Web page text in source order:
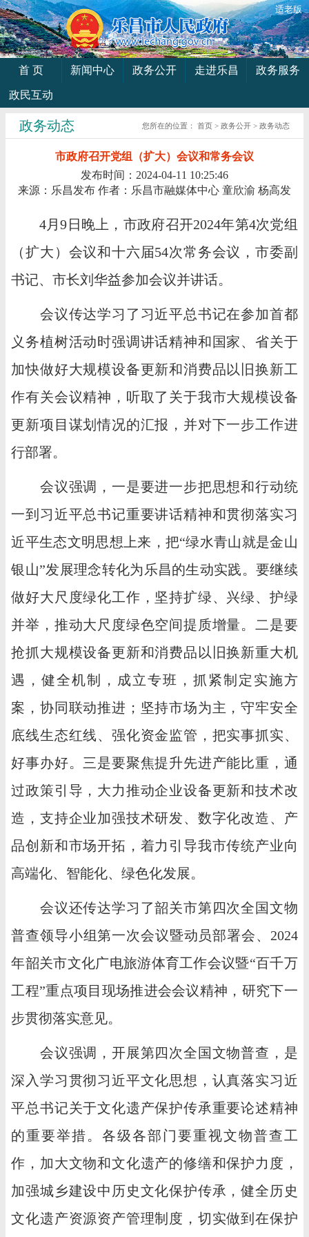
适老版
首 页 新闻中心 政务公开 走进乐昌
政务服务
政民互动
政务动态 您所在的位置：首页 >政务公开 >政务动态
市政府召开党组（扩大）会议和常务会议
发布时间：2024-04-11 10:25:46
来源：乐昌发布 作者：乐昌市融媒体中心 童欣渝 杨高发
4月9日晚上，市政府召开2024年第4次党组
（扩大）会议和十六届54次常务会议，市委副
书记、市长刘华益参加会议并讲话。
会议传达学习了习近平总书记在参加首都
义务植树活动时强调讲话精神和国家、省关于
加快做好大规模设备更新和消费品以旧换新工
作有关会议精神，听取了关于我市大规模设备
更新项目谋划情况的汇报，并对下一步工作进
行部署。
会议强调，一是要进一步把思想和行动统
一到习近平总书记重要讲话精神和贯彻落实习
近平生态文明思想上来，把“绿水青山就是金山
银山”发展理念转化为乐昌的生动实践。要继续
做好大尺度绿化工作，坚持扩绿、兴绿、护绿
并举，推动大尺度绿色空间提质增量。二是要
抢抓大规模设备更新和消费品以旧换新重大机
遇，健全机制，成立专班，抓紧制定实施方
案，协同联动推进；坚持市场为主，守牢安全
底线生态红线、强化资金监管，把实事抓实、
好事办好。三是要聚焦提升先进产能比重，通
过政策引导，大力推动企业设备更新和技术改
造，支持企业加强技术研发、数字化改造、产
品创新和市场开拓，着力引导我市传统产业向
高端化、智能化、绿色化发展。
会议还传达学习了韶关市第四次全国文物
普查领导小组第一次会议暨动员部署会、2024
年韶关市文化广电旅游体育工作会议暨“百千万
工程”重点项目现场推进会会议精神，研究下一
步贯彻落实意见。
会议强调，开展第四次全国文物普查，是
深入学习贯彻习近平文化思想，认真落实习近
平总书记关于文化遗产保护传承重要论述精神
的重要举措。各级各部门要重视文物普查工
作，加大文物和文化遗产的修缮和保护力度，
加强城乡建设中历史文化保护传承，健全历史
文化遗产资源资产管理制度，切实做到在保护